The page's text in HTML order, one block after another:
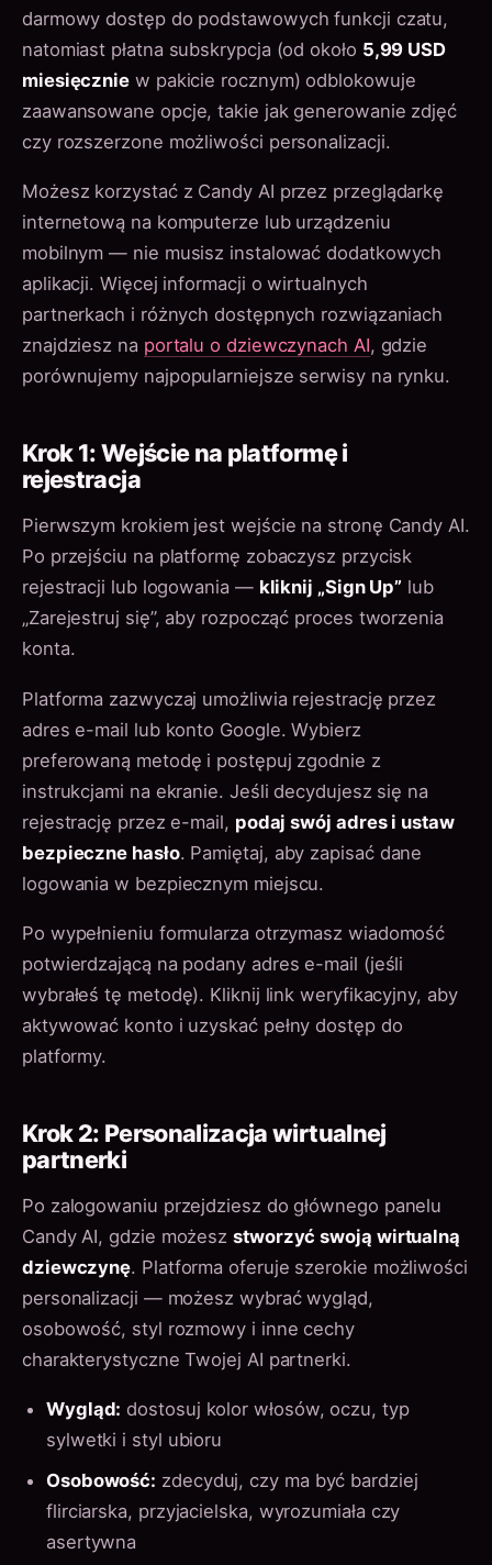
darmowy dostęp do podstawowych funkcji czatu,
natomiast płatna subskrypcja (od około 5,99 USD
miesięcznie w pakicie rocznym) odblokowuje
zaawansowane opcje, takie jak generowanie zdjęć
czy rozszerzone możliwości personalizacji.
Możesz korzystać z Candy AI przez przeglądarkę
internetową na komputerze lub urządzeniu
mobilnym — nie musisz instalować dodatkowych
aplikacji. Więcej informacji o wirtualnych
partnerkach i różnych dostępnych rozwiązaniach
znajdziesz na portalu o dziewczynach AI, gdzie
porównujemy najpopularniejsze serwisy na rynku.
Krok 1: Wejście na platformę i
rejestracja
Pierwszym krokiem jest wejście na stronę Candy AI.
Po przejściu na platformę zobaczysz przycisk
rejestracji lub logowania — kliknij „Sign Up” lub
„Zarejestruj się”, aby rozpocząć proces tworzenia
konta.
Platforma zazwyczaj umożliwia rejestrację przez
adres e-mail lub konto Google. Wybierz
preferowaną metodę i postępuj zgodnie z
instrukcjami na ekranie. Jeśli decydujesz się na
rejestrację przez e-mail, podaj swój adres i ustaw
bezpieczne hasło. Pamiętaj, aby zapisać dane
logowania w bezpiecznym miejscu.
Po wypełnieniu formularza otrzymasz wiadomość
potwierdzającą na podany adres e-mail (jeśli
wybrałeś tę metodę). Kliknij link weryfikacyjny, aby
aktywować konto i uzyskać pełny dostęp do
platformy.
Krok 2: Personalizacja wirtualnej
partnerki
Po zalogowaniu przejdziesz do głównego panelu
Candy AI, gdzie możeszstworzyć swoją wirtualną
dziewczynę. Platforma oferuje szerokie możliwości
personalizacji — możesz wybrać wygląd,
osobowość, styl rozmowy i inne cechy
charakterystyczne Twojej AI partnerki.
Wygląd: dostosuj kolor włosów, oczu, typ
sylwetki i styl ubioru
Osobowość: zdecyduj, czy ma być bardziej
flirciarska, przyjacielska, wyrozumiała czy
asertywna